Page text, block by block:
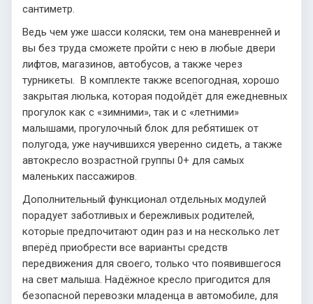
сантиметр.
Ведь чем уже шасси коляски, тем она маневренней и
вы без труда сможете пройти с нею в любые двери
лифтов, магазинов, автобусов, а также через
турникеты. В комплекте также всепогодная, хорошо
закрытая люлька, которая подойдёт для ежедневных
прогулок как с «зимними», так и с «летними»
малышами, прогулочный блок для ребятишек от
полугода, уже научившихся уверенно сидеть, а также
автокресло возрастной группы 0+ для самых
маленьких пассажиров.
Дополнительный функционал отдельных модулей
порадует заботливых и бережливых родителей,
которые предпочитают один раз и на несколько лет
вперёд приобрести все варианты средств
передвижения для своего, только что появившегося
на свет малыша. Надёжное кресло пригодится для
безопасной перевозки младенца в автомобиле, для